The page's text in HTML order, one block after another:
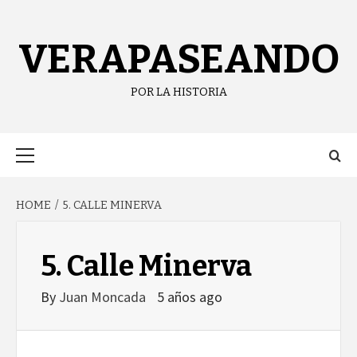
VERAPASEANDO
POR LA HISTORIA
HOME 5. CALLE MINERVA
5. Calle Minerva
By Juan Moncada 5 años ago